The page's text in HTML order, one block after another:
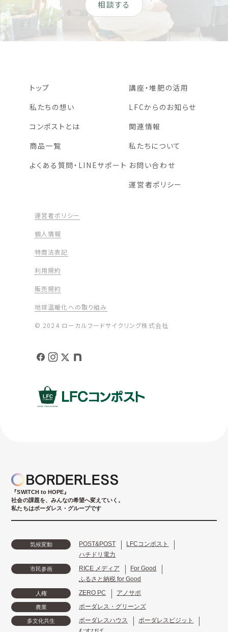
相談する
トップ
私たちの想い
コンポストとは
商品一覧
よくある質問・LINEサポート
講座・堆肥の活用
LFCからのお知らせ
関連情報
私たちについて
お問い合わせ
運営者ポリシー
© 2024 ローカルフードサイクリング株式会社
運営者ポリシー
個人情報
特商法表記
利用規約
販売規約
地球温暖化への取り組み
『SWITCH to HOPE』
社会の課題を、みんなの希望へ変えていく。
私たちはボーダレス・グループです
気候変動 POST&POST
LFCコンポスト
ハチドリ電力
市民参画 RICE メディア
For Good
ふるさと納税 for Good
人権 ZERO PC アノサポ
農業 ボーダレス・グリーンズ
多文化共生 ボーダレスハウス
ボーダレスビジット